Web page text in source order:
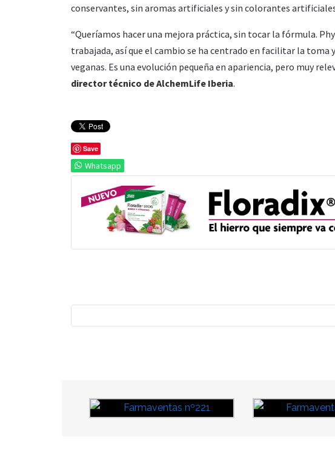
conservantes, sin aromas artificiales y sin colorantes
“Queríamos hacer una mejora práctica, sin tocar la fórmula.
trabajada, así que el cambio se ha centrado en facilitar la
veganas. Es una evolución pequeña en apariencia, pero muy
director técnico de AlchemLife Iberia.
Save
Whatsapp